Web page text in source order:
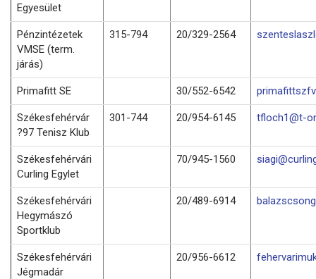
Egyesület
Pénzintézetek
VMSE (term.
járás)
315-794 20/329-2564
Primafitt SE 30/552-6542
Székesfehérvár
?97 Tenisz Klub
301-744 20/954-6145 tfloch1@t-
Székesfehérvári
Curling Egylet
70/945-1560
Székesfehérvári
Hegymászó
Sportklub
20/489-6914
Székesfehérvári
Jégmadár
20/956-6612